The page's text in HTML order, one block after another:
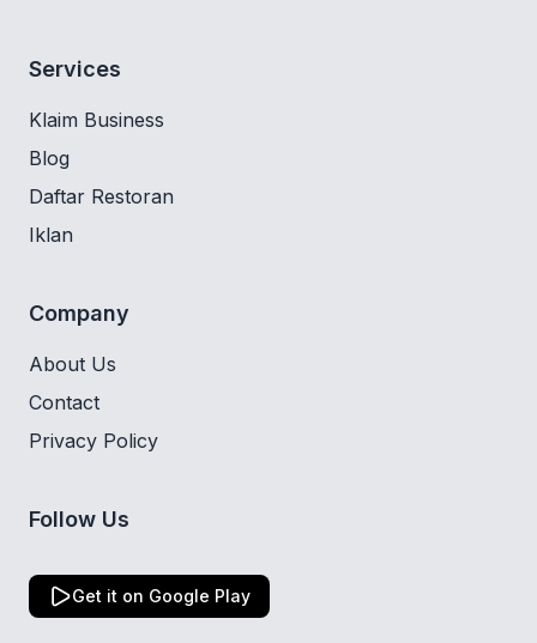
Services
Klaim Business
Blog
Daftar Restoran
Iklan
Company
About Us
Contact
Privacy Policy
Follow Us
Get it on Google Play